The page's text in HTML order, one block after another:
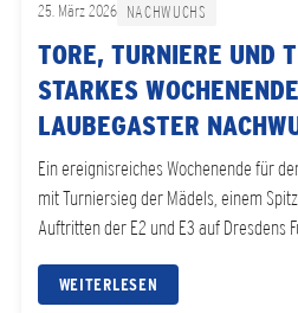
25. März 2026 NACHWUCHS
TORE, TURNIERE UND
STARKES
LAUBEGASTER
Ein ereignisreiches Wochenende für
mit Turniersieg der Mädels, einem
Auftritten der E2 und E3 auf Dresdens
WEITERLESEN